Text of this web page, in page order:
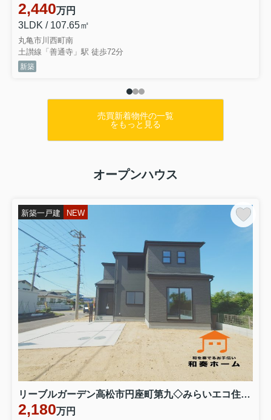
2,440万円
3LDK / 107.65㎡
丸亀市川西町南
土讃線「善通寺」駅 徒歩72分
新築
売買新着物件の一覧
をもっと見る
オープンハウス
新築一戸建 NEW
リーブルガーデン高松市円座町第九◇みらいエコ住宅2026事業補助金対象の長期優良住宅 １号棟
2,180万円